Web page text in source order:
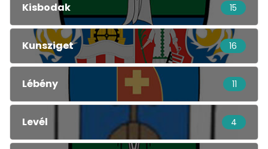
Kisbodak 15
Kunsziget 16
Lébény 11
Levél 4